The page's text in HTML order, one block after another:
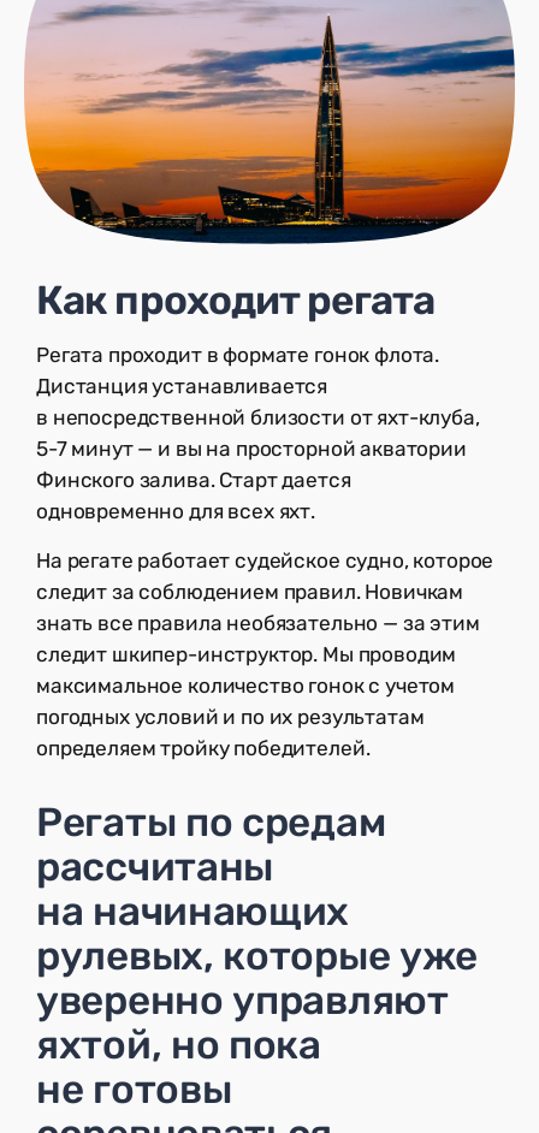
Как проходит регата
Регата проходит в формате гонок флота.
Дистанция устанавливается
в непосредственной близости от яхт-клуба,
5-7 минут — и вы на просторной акватории
Финского залива. Старт дается
одновременно для всех яхт.
На регате работает судейское судно, которое
следит за соблюдением правил. Новичкам
знать все правила необязательно — за этим
следит шкипер-инструктор. Мы проводим
максимальное количество гонок с учетом
погодных условий и по их результатам
определяем тройку победителей.
Регаты по средам
рассчитаны
на начинающих
рулевых, которые уже
уверенно управляют
яхтой, но пока
не готовы